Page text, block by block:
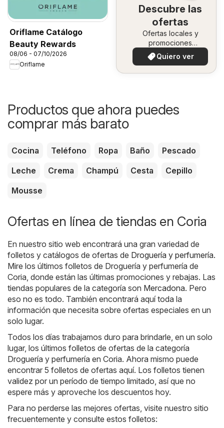
Oriflame Catálogo
Beauty Rewards
08/06 - 07/10/2026
Oriflame
Descubre las
ofertas
Ofertas locales y
promociones
especiales.
Quiero ver
Productos que ahora puedes
comprar más barato
Cocina Teléfono Ropa Baño
Pescado
Leche
Crema Champú Cesta
Cepillo
Mousse
Ofertas en línea de tiendas en Coria
En nuestro sitio web encontrará una gran variedad de
folletos y catálogos de ofertas de Droguería y perfumería.
Mire los últimos folletos de Droguería y perfumería de
Coria, donde están las últimas promociones y rebajas. Las
tiendas populares de la categoría son Mercadona. Pero
eso no es todo. También encontrará aquí toda la
información que necesita sobre ofertas especiales en un
solo lugar.
Todos los días trabajamos duro para brindarle, en un solo
lugar, los últimos folletos de ofertas de la categoría
Droguería y perfumería en Coria. Ahora mismo puede
encontrar 5 folletos de ofertas aquí. Los folletos tienen
validez por un período de tiempo limitado, así que no
espere más y aproveche los descuentos hoy.
Para no perderse las mejores ofertas, visite nuestro sitio
frecuentemente y consulte estos folletos: